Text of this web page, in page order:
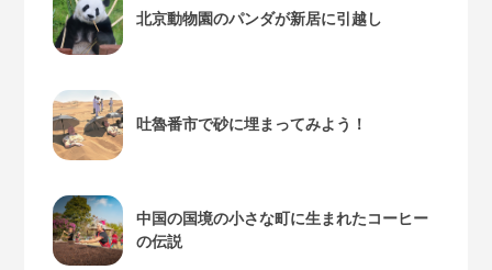
北京動物園のパンダが新居に引越し
吐魯番市で砂に埋まってみよう！
中国の国境の小さな町に生まれたコーヒー
の伝説